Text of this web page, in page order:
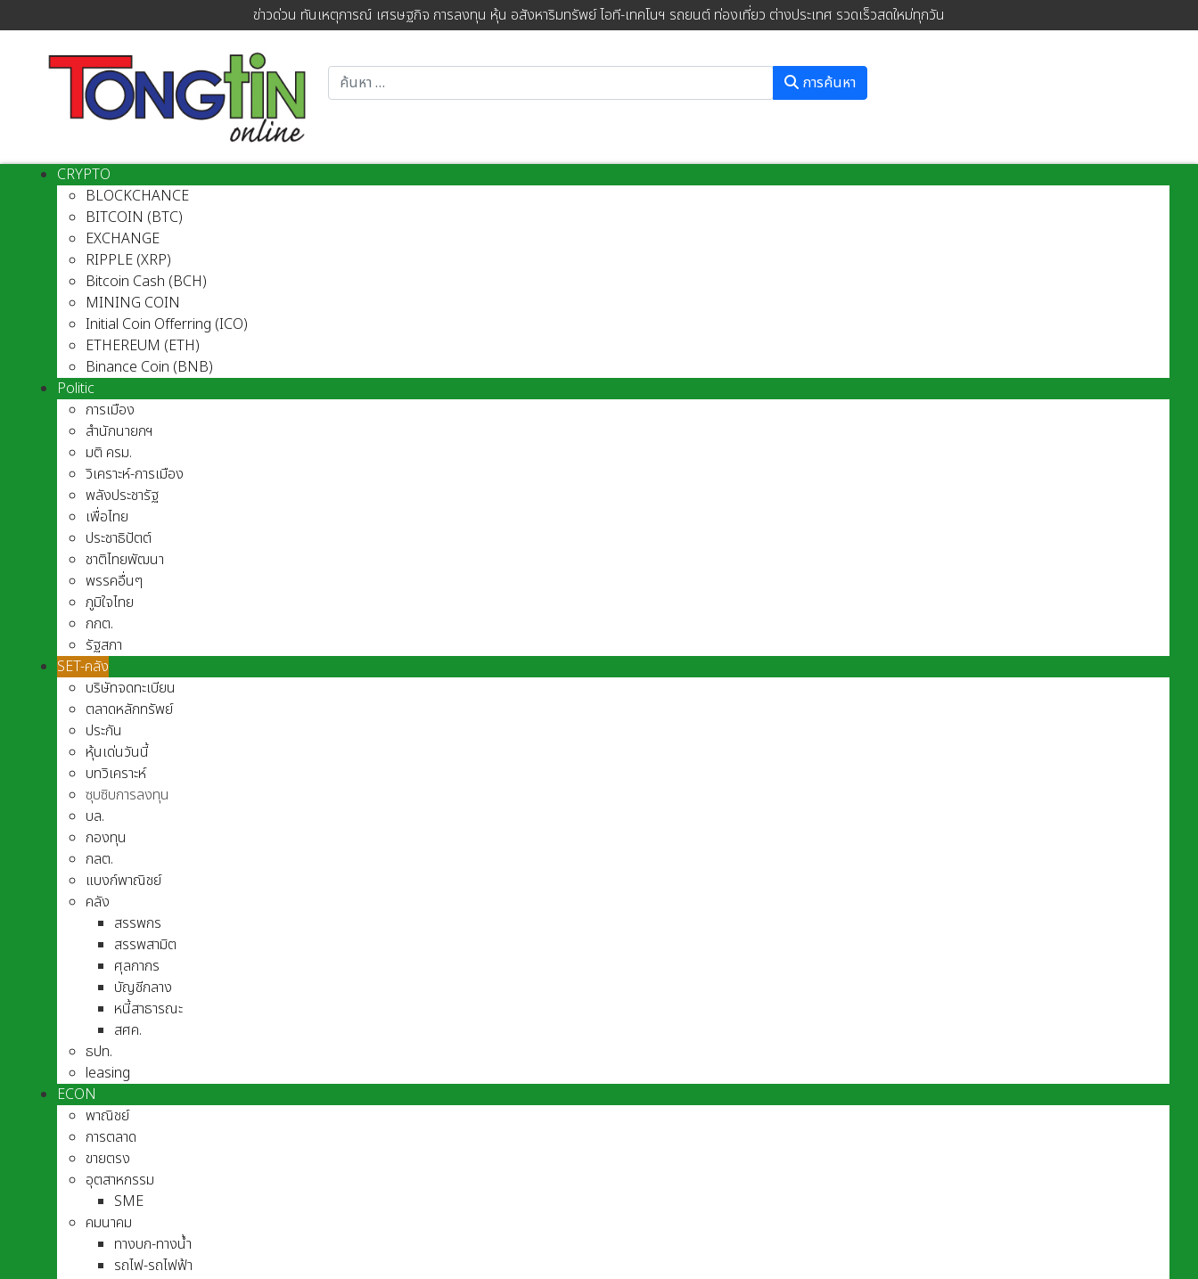
ข่าวด่วน ทันเหตุการณ์ เศรษฐกิจ การลงทุน หุ้น อสังหาริมทรัพย์ ไอที-เทคโนฯ รถยนต์ ท่องเที่ยว ต่างประเทศ รวดเร็วสดใหม่ทุกวัน
การค้นหา
CRYPTO
BLOCKCHANCE
BITCOIN (BTC)
EXCHANGE
RIPPLE (XRP)
Bitcoin Cash (BCH)
MINING COIN
Initial Coin Offerring (ICO)
ETHEREUM (ETH)
Binance Coin (BNB)
Politic
การเมือง
สำนักนายกฯ
มติ ครม.
วิเคราะห์-การเมือง
พลังประชารัฐ
เพื่อไทย
ประชาธิปัตต์
ชาติไทยพัฒนา
พรรคอื่นๆ
ภูมิใจไทย
กกต.
รัฐสภา
SET-คลัง
บริษัทจดทะเบียน
ตลาดหลักทรัพย์
ประกัน
หุ้นเด่นวันนี้
บทวิเคราะห์
ซุบซิบการลงทุน
บล.
กองทุน
กลต.
แบงก์พาณิชย์
คลัง
สรรพกร
สรรพสามิต
ศุลกากร
บัญชีกลาง
หนี้สาธารณะ
สศค.
ธปท.
leasing
ECON
พาณิชย์
การตลาด
ขายตรง
อุตสาหกรรม
SME
คมนาคม
ทางบก-ทางน้ำ
รถไฟ-รถไฟฟ้า